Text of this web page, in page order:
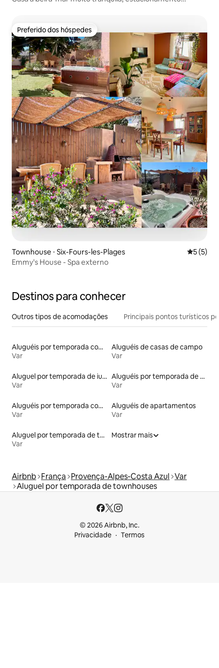
Preferido dos hóspedes
Preferido dos hóspedes
Townhouse ⋅ Six-Fours-les-Plages 5 de
5 (5)
Emmy's House - Spa externo
Destinos para conhecer
Outros tipos de acomodações Principais pontos turísticos
Aluguéis por temporada com cama de altura acessível
Var
Aluguéis de casas de campo
Var
Aluguel por temporada de iurtas
Var
Aluguéis por temporada de acomodações de luxo
Var
Aluguéis por temporada com acesso ao lago
Var
Aluguéis de apartamentos
Var
Aluguel por temporada de tendas
Var
Mostrar mais
Airbnb França Provença-Alpes-Costa Azul Var
Aluguel por temporada de townhouses
© 2026 Airbnb, Inc.
Privacidade
Termos